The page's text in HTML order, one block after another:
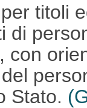
titoli
di
con
Stato.